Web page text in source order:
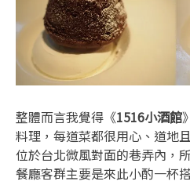
整體而言我覺得《1516小酒館
料理，每道菜都很用心、道地
位於台北微風對面的巷弄內，
餐廳客群主要是來此小酌一杯